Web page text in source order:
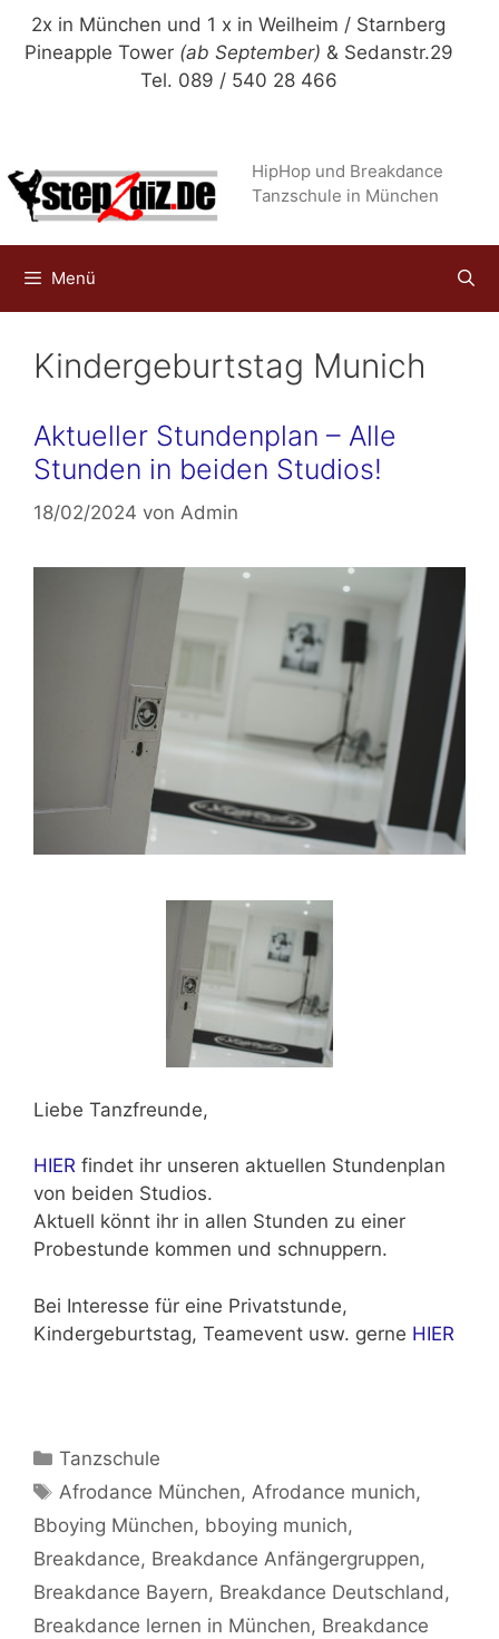
Zum
Inhalt
2x in München und 1 x in Weilheim / Starnberg
Pineapple Tower (ab September) & Sedanstr.29
Tel. 089 / 540 28 466
HipHop und Breakdance
Tanzschule in München
Menü
Kindergeburtstag Munich
Aktueller Stundenplan – Alle
Stunden in beiden Studios!
18/02/2024 von Admin
Liebe Tanzfreunde,
HIER findet ihr unseren aktuellen Stundenplan
von beiden Studios.
Aktuell könnt ihr in allen Stunden zu einer
Probestunde kommen und schnuppern.
Bei Interesse für eine Privatstunde,
Kindergeburtstag, Teamevent usw. gerne HIER
Kategorien
Tanzschule
Schlagwörter
Afrodance München,Afrodance munich,
Bboying München, bboying munich,
Breakdance, Breakdance Anfängergruppen,
Breakdance Bayern, Breakdance Deutschland,
Breakdance lernen in München, Breakdance